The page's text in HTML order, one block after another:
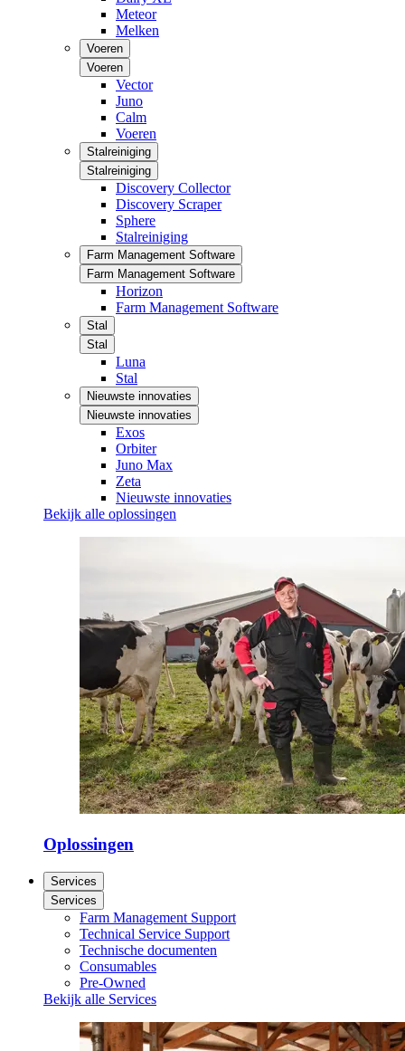
Meteor
Melken
Voeren
Voeren
Vector
Juno
Calm
Voeren
Stalreiniging
Stalreiniging
Discovery Collector
Discovery Scraper
Sphere
Stalreiniging
Farm Management Software
Farm Management Software
Horizon
Farm Management Software
Stal
Stal
Luna
Stal
Nieuwste innovaties
Nieuwste innovaties
Exos
Orbiter
Juno Max
Zeta
Nieuwste innovaties
Bekijk alle oplossingen
Oplossingen
Services
Services
Farm Management Support
Technical Service Support
Technische documenten
Consumables
Pre-Owned
Bekijk alle Services